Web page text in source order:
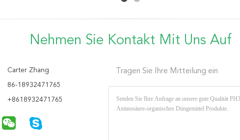
Nehmen Sie Kontakt Mit Uns Auf
Carter Zhang
86-18932471765
+8618932471765
Tragen Sie Ihre Mitteilung ein